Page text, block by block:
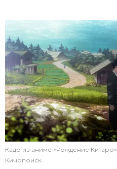
Кадр из аниме «Рождение Китаро»
Кинопоиск